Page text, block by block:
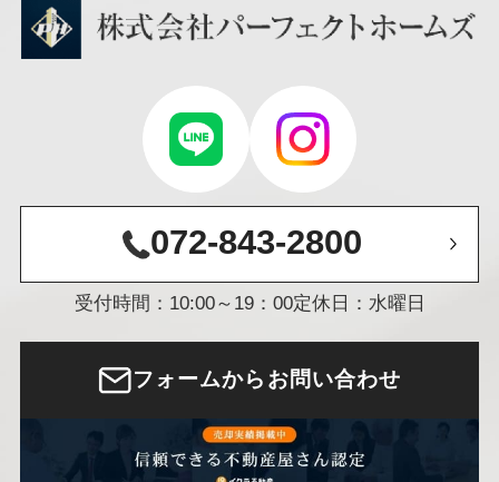
072-843-2800
受付時間：10:00～19：00定休日：水曜日
フォームからお問い合わせ